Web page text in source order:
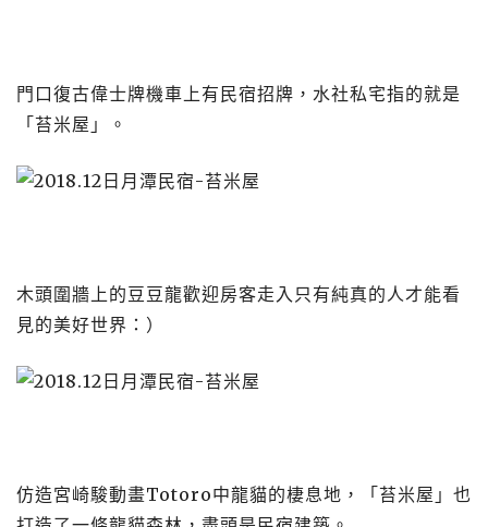
門口復古偉士牌機車上有民宿招牌，水社私宅指的就是
「苔米屋」。
木頭圍牆上的豆豆龍歡迎房客走入只有純真的人才能看
見的美好世界：）
仿造宮崎駿動畫Totoro中龍貓的棲息地，「苔米屋」也